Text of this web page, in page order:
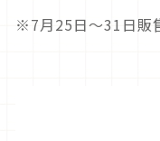
※7月25日～31日販